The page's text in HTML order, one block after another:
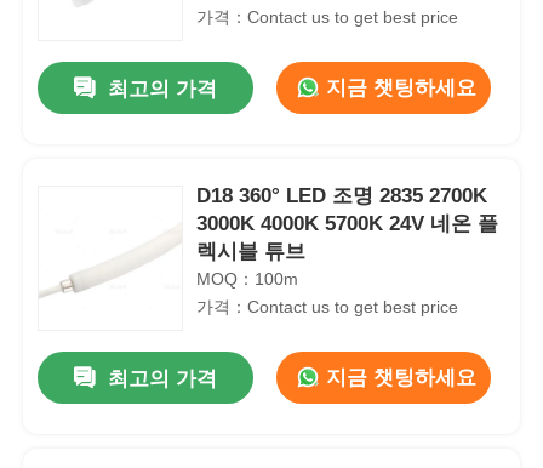
가격：Contact us to get best price
최고의 가격 지금 챗팅하세요
D18 360° LED 조명 2835 2700K
3000K 4000K 5700K 24V 네온 플
렉시블 튜브
MOQ：100m
가격：Contact us to get best price
최고의 가격 지금 챗팅하세요